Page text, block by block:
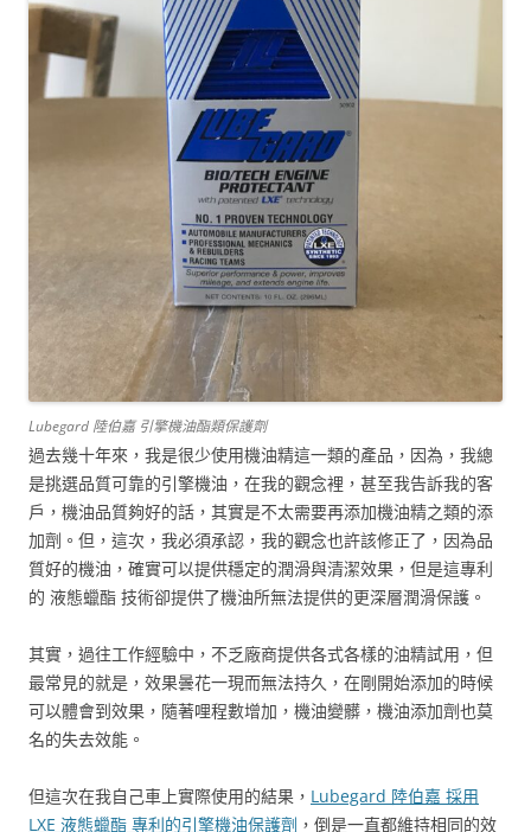
Lubegard 陸伯嘉 引擎機油酯類保護劑
過去幾十年來，我是很少使用機油精這一類的產品，因為，我總
是挑選品質可靠的引擎機油，在我的觀念裡，甚至我告訴我的客
戶，機油品質夠好的話，其實是不太需要再添加機油精之類的添
加劑。但，這次，我必須承認，我的觀念也許該修正了，因為品
質好的機油，確實可以提供穩定的潤滑與清潔效果，但是這專利
的 液態蠟酯 技術卻提供了機油所無法提供的更深層潤滑保護。
其實，過往工作經驗中，不乏廠商提供各式各樣的油精試用，但
最常見的就是，效果曇花一現而無法持久，在剛開始添加的時候
可以體會到效果，隨著哩程數增加，機油變髒，機油添加劑也莫
名的失去效能。
但這次在我自己車上實際使用的結果， Lubegard 陸伯嘉 採用
LXE 液態蠟酯 專利的引擎機油保護劑 ，倒是一直都維持相同的效